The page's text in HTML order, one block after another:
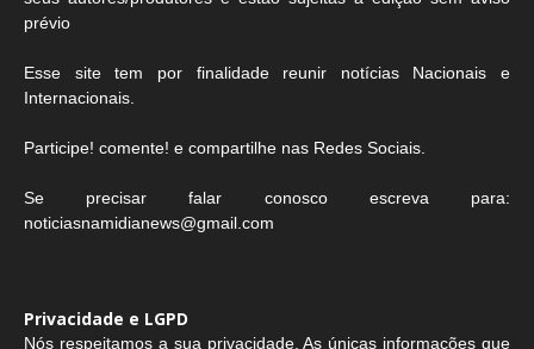
prévio
Esse site tem por finalidade reunir notícias Nacionais e
Internacionais.
Participe! comente! e compartilhe nas Redes Sociais.
Se precisar falar conosco escreva para:
noticiasnamidianews@gmail.com
Privacidade e LGPD
Nós respeitamos a sua privacidade. As únicas informações que